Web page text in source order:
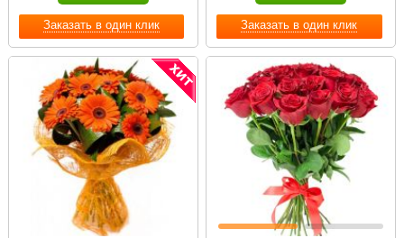
Заказать в один клик Заказать в один клик